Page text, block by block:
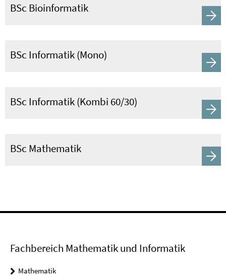
BSc Bioinformatik
BSc Informatik (Mono)
BSc Informatik (Kombi 60/30)
BSc Mathematik
Fachbereich Mathematik und Informatik
Mathematik